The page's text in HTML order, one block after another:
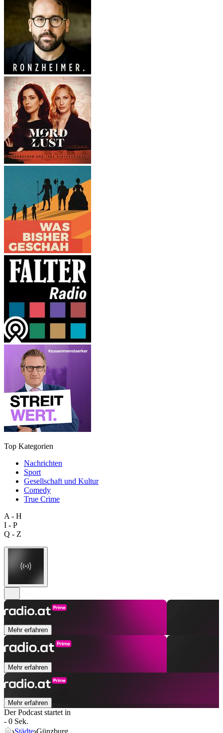
Top Kategorien
Nachrichten
Sport
Gesellschaft und Kultur
Comedy
True Crime
A - H
I - P
Q - Z
Mehr erfahren
Mehr erfahren
Mehr erfahren
Der Podcast startet in
- 0 Sek.